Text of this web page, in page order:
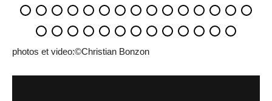
photos et video:©Christian Bonzon